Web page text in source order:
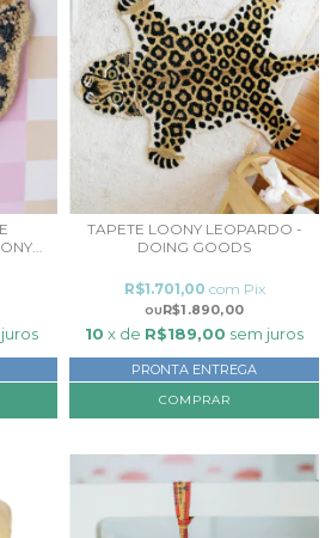
TAPETE LOONY LEOPARDO -
DOING GOODS
R$1.890,00
R$1.701,00 com Pix
10 x de R$189,00 sem juros
PRONTA ENTREGA
COMPRAR